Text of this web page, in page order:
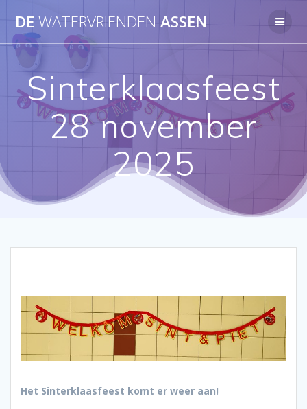
naar
DE WATERVRIENDEN ASSEN
Sinterklaasfeest
28 november
2025
Het Sinterklaasfeest komt er weer aan!